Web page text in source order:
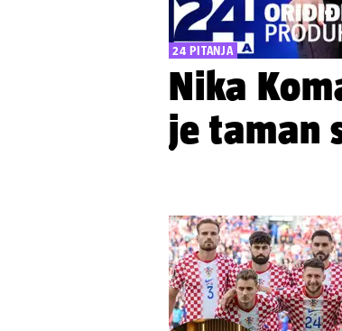
24 PITANJA
Nika
je taman